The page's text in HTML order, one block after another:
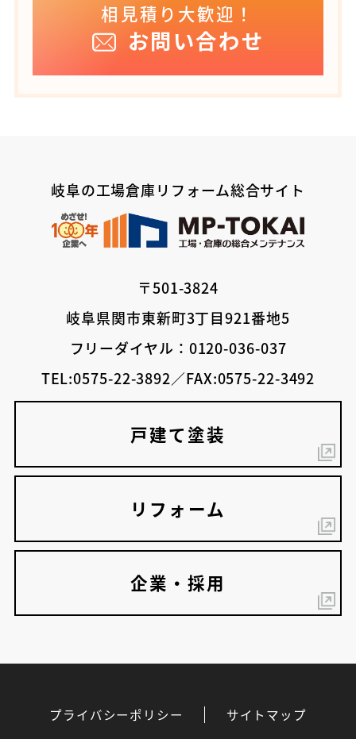
相見積り大歓迎！
お問い合わせ
岐阜の工場倉庫リフォーム総合サイト
〒501-3824
岐阜県関市東新町3丁目921番地5
フリーダイヤル：0120-036-037
TEL:0575-22-3892／FAX:0575-22-3492
戸建て塗装
リフォーム
企業・採用
プライバシーポリシー サイトマップ